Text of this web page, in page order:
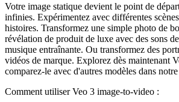
Votre image statique devient le point de
infinies. Expérimentez avec différentes
histoires. Transformez une simple photo de
révélation de produit de luxe avec des sons
musique entraînante. Ou transformez des
vidéos de marque. Explorez dès maintenant
comparez-le avec d'autres modèles dans
Comment utiliser Veo 3 image-to-video :